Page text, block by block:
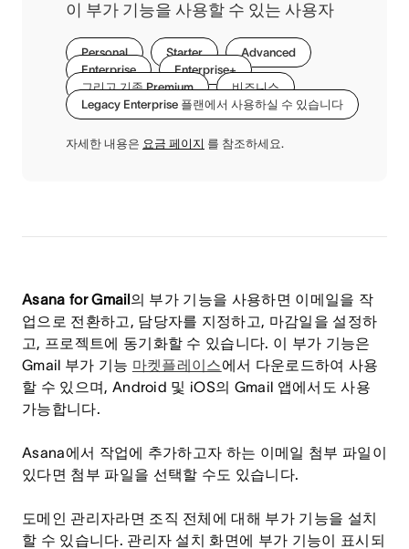
이 부가 기능을 사용할 수 있는 사용자
Personal Starter
Advanced
Enterprise
Enterprise+
그리고 기존 Premium
비즈니스
Legacy Enterprise 플랜에서 사용하실 수 있습니다
자세한 내용은 요금 페이지 를 참조하세요.
Asana for Gmail의 부가 기능을 사용하면 이메일을 작
업으로 전환하고, 담당자를 지정하고, 마감일을 설정하
고, 프로젝트에 동기화할 수 있습니다. 이 부가 기능은
Gmail 부가 기능 마켓플레이스에서 다운로드하여 사용
할 수 있으며, Android 및 iOS의 Gmail 앱에서도 사용
가능합니다.
Asana에서 작업에 추가하고자 하는 이메일 첨부 파일이
있다면 첨부 파일을 선택할 수도 있습니다.
도메인 관리자라면 조직 전체에 대해 부가 기능을 설치
할 수 있습니다. 관리자 설치 화면에 부가 기능이 표시되